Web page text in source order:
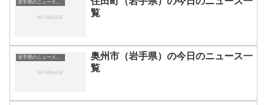
覧
奥州市（岩手県）の今日のニュース一
覧